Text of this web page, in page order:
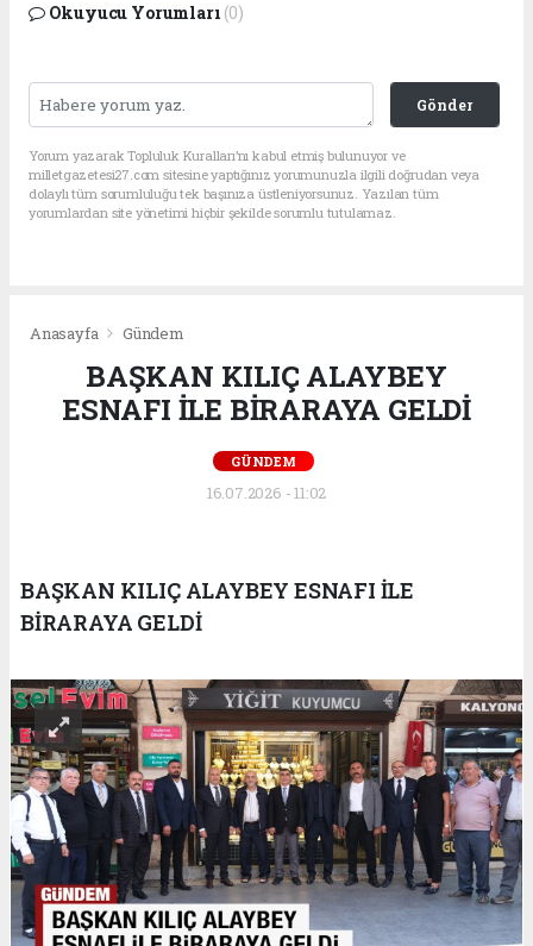
Okuyucu Yorumları (0)
Gönder
Yorum yazarak Topluluk Kuralları’nı kabul etmiş bulunuyor ve
milletgazetesi27.com sitesine yaptığınız yorumunuzla ilgili doğrudan veya
dolaylı tüm sorumluluğu tek başınıza üstleniyorsunuz. Yazılan tüm
yorumlardan site yönetimi hiçbir şekilde sorumlu tutulamaz.
Anasayfa Gündem
BAŞKAN KILIÇ ALAYBEY
ESNAFI İLE BİRARAYA GELDİ
GÜNDEM
16.07.2026 - 11:02
BAŞKAN KILIÇ ALAYBEY ESNAFI İLE
BİRARAYA GELDİ